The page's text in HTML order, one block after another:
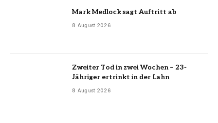
Mark Medlock sagt Auftritt ab
8 August 2026
Zweiter Tod in zwei Wochen – 23-
Jähriger ertrinkt in der Lahn
8 August 2026